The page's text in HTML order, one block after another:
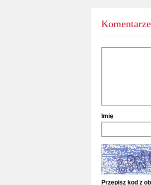
Komentarze
Imię
Przepisz kod z